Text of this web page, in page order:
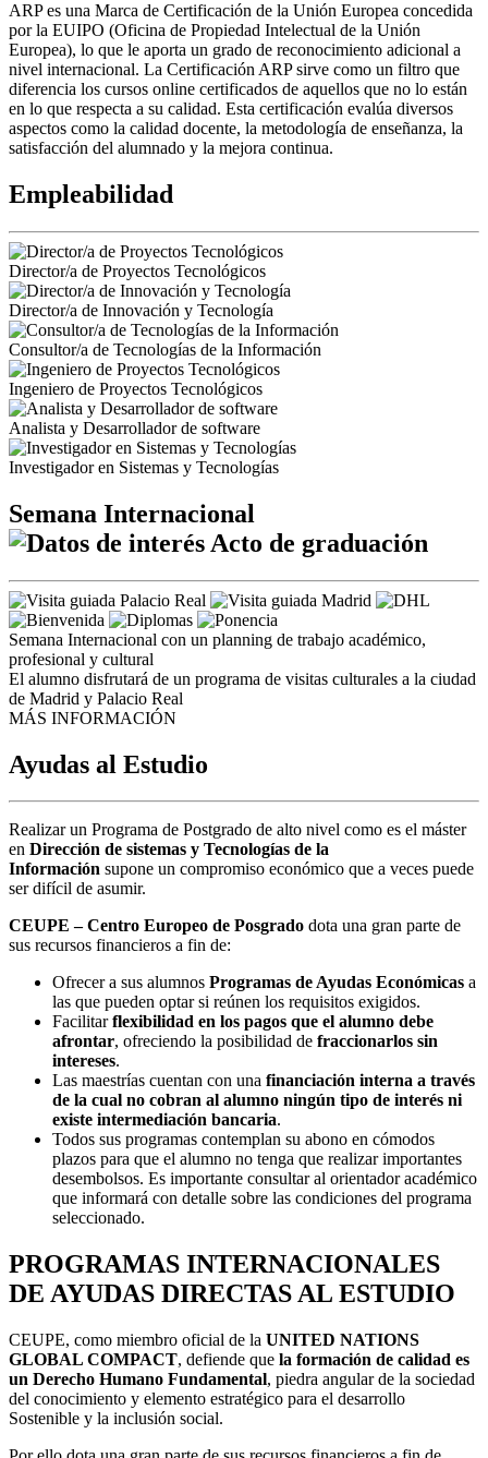
ARP es una Marca de Certificación de la Unión Europea concedida
por la EUIPO (Oficina de Propiedad Intelectual de la Unión
Europea), lo que le aporta un grado de reconocimiento adicional a
nivel internacional. La Certificación ARP sirve como un filtro que
diferencia los cursos online certificados de aquellos que no lo están
en lo que respecta a su calidad. Esta certificación evalúa diversos
aspectos como la calidad docente, la metodología de enseñanza, la
satisfacción del alumnado y la mejora continua.
Empleabilidad
Director/a de Proyectos Tecnológicos
Director/a de Innovación y Tecnología
Consultor/a de Tecnologías de la Información
Ingeniero de Proyectos Tecnológicos
Analista y Desarrollador de software
Investigador en Sistemas y Tecnologías
Semana Internacional
Acto de graduación
Semana Internacional con un planning de trabajo académico,
profesional y cultural
El alumno disfrutará de un programa de visitas culturales a la ciudad
de Madrid y Palacio Real
MÁS INFORMACIÓN
Ayudas al Estudio
Realizar un Programa de Postgrado de alto nivel como es el máster
en Dirección de sistemas y Tecnologías de la
Información supone un compromiso económico que a veces puede
ser difícil de asumir.
CEUPE – Centro Europeo de Posgrado dota una gran parte de
sus recursos financieros a fin de:
Ofrecer a sus alumnos Programas de Ayudas Económicas a
las que pueden optar si reúnen los requisitos exigidos.
Facilitarflexibilidad en los pagos que el alumno debe
afrontar, ofreciendo la posibilidad de fraccionarlos sin
intereses.
Las maestrías cuentan con una financiación interna a través
de la cual no cobran al alumno ningún tipo de interés ni
existe intermediación bancaria.
Todos sus programas contemplan su abono en cómodos
plazos para que el alumno no tenga que realizar importantes
desembolsos. Es importante consultar al orientador académico
que informará con detalle sobre las condiciones del programa
seleccionado.
PROGRAMAS INTERNACIONALES
DE AYUDAS DIRECTAS AL ESTUDIO
CEUPE, como miembro oficial de la UNITED NATIONS
GLOBAL COMPACT, defiende que la formación de calidad es
un Derecho Humano Fundamental, piedra angular de la sociedad
del conocimiento y elemento estratégico para el desarrollo
Sostenible y la inclusión social.